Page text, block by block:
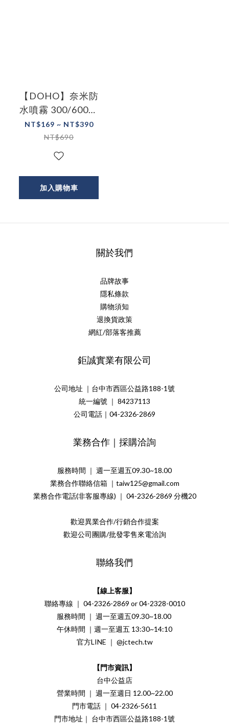
【DOHO】奈米防
水噴霧 300/600ml
日本原料 台灣製 鞋
子噴霧 防雨噴霧 防
潑水
NT$169 ~ NT$390
NT$690
加入購物車
關於我們
品牌故事
隱私條款
購物須知
退換貨政策
網紅/部落客推薦
鉅誠實業有限公司
公司地址 ｜台中市西區公益路188-1號
統一編號 ｜ 84237113
公司電話｜04-2326-2869
業務合作｜採購洽詢
服務時間 ｜ 週一至週五09.30~18.00
業務合作聯絡信箱 ｜taiw125@gmail.com
業務合作電話(非客服專線) ｜ 04-2326-2869 分機20
歡迎異業合作/行銷合作提案
歡迎公司團購/批發零售來電洽詢
聯絡我們
【線上客服】
聯絡專線 ｜ 04-2326-2869 or 04-2328-0010
服務時間 ｜ 週一至週五09.30~18.00
午休時間 ｜週一至週五 13:30~14:10
官方LINE ｜ @jctech.tw
【門市資訊】
台中公益店
營業時間 ｜ 週一至週日 12.00~22.00
門市電話 ｜ 04-2326-5611
門市地址｜ 台中市西區公益路188-1號